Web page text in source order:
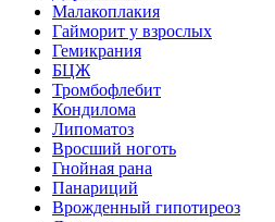
Малакоплакия
Гайморит у взрослых
Гемикрания
БЦЖ
Тромбофлебит
Кондилома
Липоматоз
Вросший ноготь
Гнойная рана
Панариций
Врожденный гипотиреоз